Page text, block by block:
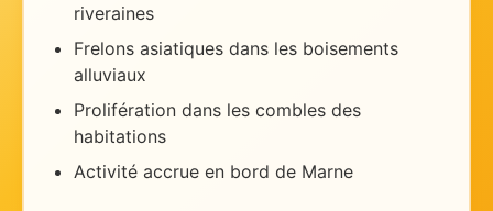
riveraines
Frelons asiatiques dans les boisements
alluviaux
Prolifération dans les combles des
habitations
Activité accrue en bord de Marne